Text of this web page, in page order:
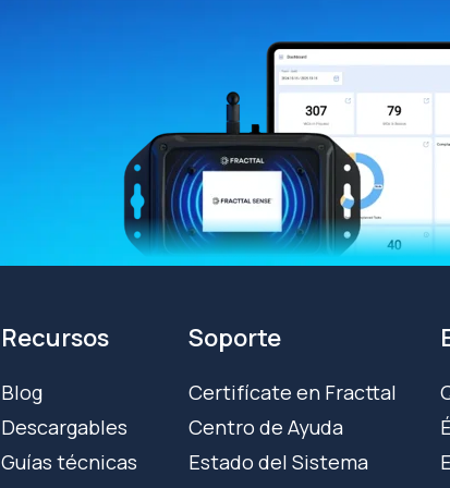
Recursos
Blog
Descargables
Guías técnicas
Soporte
Certifícate en Fracttal
Centro de Ayuda
Estado del Sistema